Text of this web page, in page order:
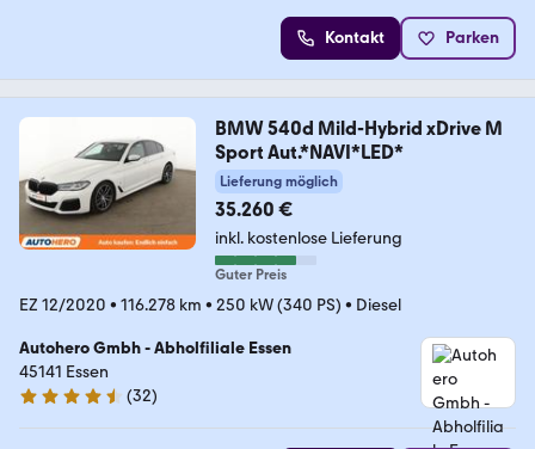
Kontakt Parken
BMW 540d Mild-Hybrid xDrive M
Sport Aut.*NAVI*LED*
Lieferung möglich
35.260 €
inkl. kostenlose Lieferung
Guter Preis
EZ 12/2020 • 116.278 km • 250 kW (340 PS) • Diesel
Autohero Gmbh - Abholfiliale Essen
45141 Essen
4.7 Sterne
(32)